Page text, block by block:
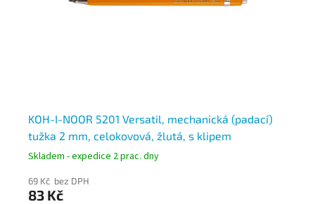
KOH-I-NOOR 5201 Versatil, mechanická (padací)
tužka 2 mm, celokovová, žlutá, s klipem
Skladem - expedice 2 prac. dny
69 Kč bez DPH
83 Kč